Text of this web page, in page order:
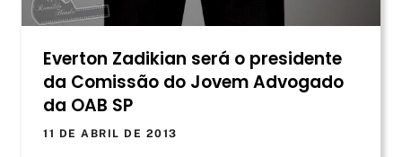
Everton Zadikian será o presidente
da Comissão do Jovem Advogado
da OAB SP
11 DE ABRIL DE 2013